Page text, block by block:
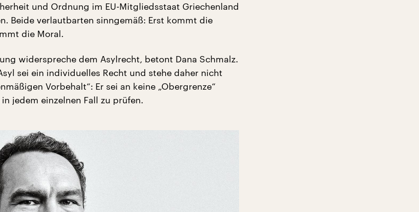
und Ordnung im EU-Mitgliedsstaat Griechenland
Beide verlautbarten sinngemäß: Erst kommt die
die Moral.
widerspreche dem Asylrecht, betont Dana Schmalz.
sei ein individuelles Recht und stehe daher nicht
Vorbehalt“: Er sei an keine „Obergrenze“
jedem einzelnen Fall zu prüfen.